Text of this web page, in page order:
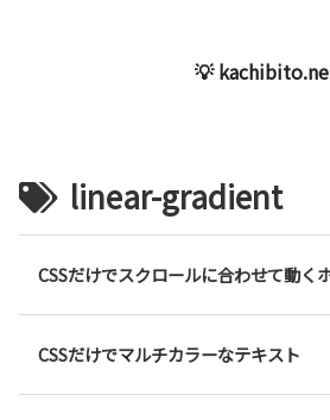
💡
linear-gradient
CSSだけでスクロールに合わせて動く
CSSだけでマルチカラーなテキスト